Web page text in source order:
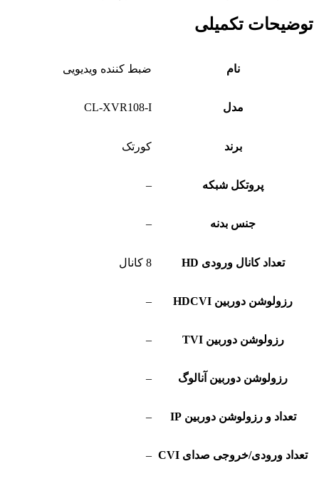
توضیحات تکمیلی
نام ضبط کننده ویدیویی
مدل CL-XVR108-I
برند کورتک
پروتکل شبکه –
جنس بدنه –
تعداد کانال ورودی HD 8 کانال
رزولوشن دوربین HDCVI –
رزولوشن دوربین TVI –
رزولوشن دوربین آنالوگ –
تعداد و رزولوشن دوربین IP –
تعداد ورودی/خروجی صدای CVI –